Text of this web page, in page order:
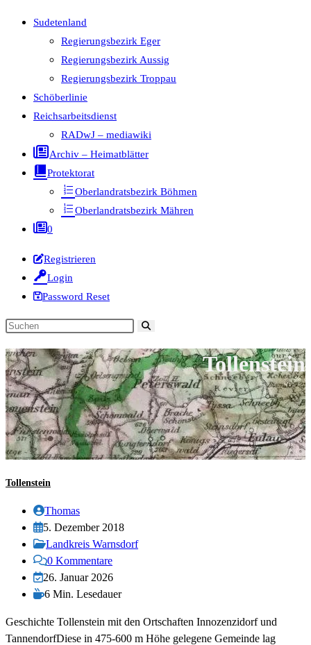
Sudetenland
Regierungsbezirk Eger
Regierungsbezirk Aussig
Regierungsbezirk Troppau
Schöberlinie
Reichsarbeitsdienst
RADwJ – mediawiki
Archiv – Heimatblätter
Protektorat
Oberlandratsbezirk Böhmen
Oberlandratsbezirk Mähren
0
Registrieren
Login
Password Reset
Diese
durchsuchen
Tollenstein
Tollenstein
Beitrags-
Autor:
Thomas
Beitrag
veröffentlicht:
5. Dezember 2018
Beitrags-
Kategorie:
Landkreis Warnsdorf
Beitrags-
Kommentare:
0 Kommentare
Beitrag
zuletzt
am:
26. Januar 2026
Lesedauer:
6 Min. Lesedauer
Geschichte Tollenstein mit den Ortschaften Innozenzidorf und
TannendorfDiese in 475-600 m Höhe gelegene Gemeinde lag